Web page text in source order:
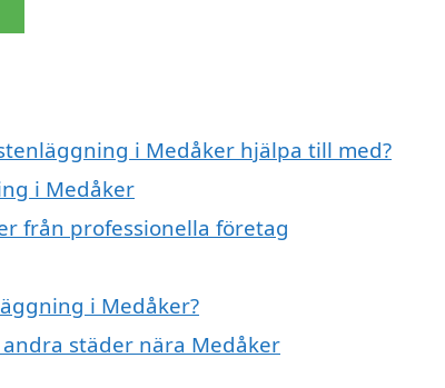
i Medåker hjälpa till med?
i Medåker
från professionella företag
i Medåker?
städer nära Medåker